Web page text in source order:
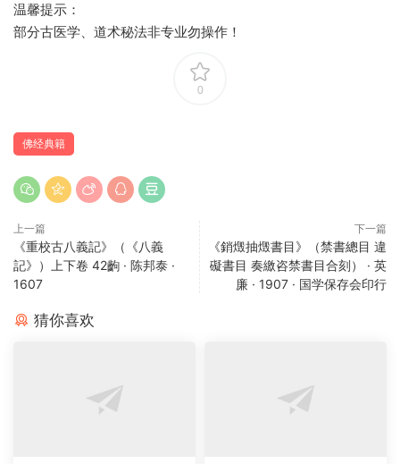
温馨提示：
部分古医学、道术秘法非专业勿操作！
0
佛经典籍
上一篇
《重校古八義記》（《八義
記》）上下卷 42齣 · 陈邦泰 ·
1607
下一篇
《銷燬抽燬書目》（禁書總目 違
礙書目 奏繳咨禁書目合刻） · 英
廉 · 1907 · 国学保存会印行
猜你喜欢